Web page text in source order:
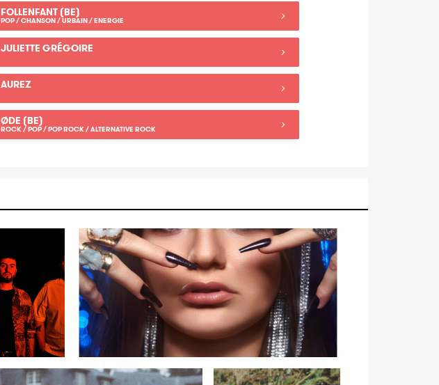
FOLLENFANT (BE)
POP / CHANSON / URBAIN / ENERGIE
JULIETTE GRÉGOIRE
AUREZ
ØDE (BE)
ROCK / POP / POP ROCK / ALTERNATIVE ROCK